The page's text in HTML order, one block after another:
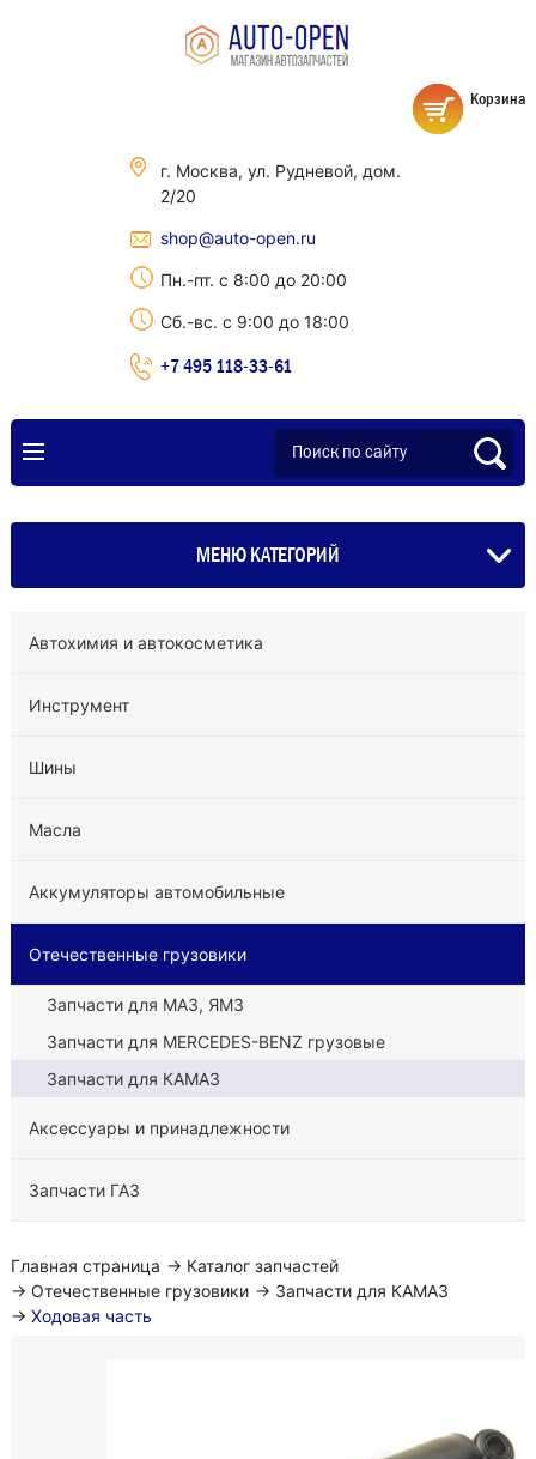
г. Москва, ул. Рудневой, дом.
2/20
shop@auto-open.ru
Пн.-пт. с 8:00 до 20:00
Сб.-вс. с 9:00 до 18:00
+7 495 118-33-61
Корзина
МЕНЮ КАТЕГОРИЙ
Автохимия и автокосметика
Инструмент
Шины
Масла
Аккумуляторы автомобильные
Отечественные грузовики
Запчасти для МАЗ, ЯМЗ
Запчасти для MERCEDES-BENZ грузовые
Запчасти для КАМАЗ
Аксессуары и принадлежности
Запчасти ГАЗ
Главная страница → Каталог запчастей
→ Отечественные грузовики → Запчасти для КАМАЗ
→ Ходовая часть